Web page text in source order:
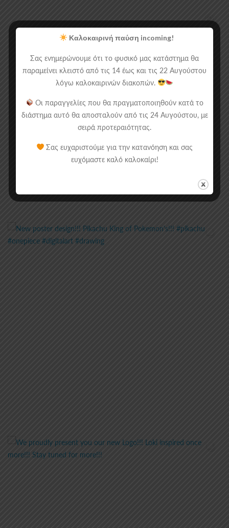
Καλοκαιρινή παύση incoming!
Σας ενημερώνουμε ότι το φυσικό μας κατάστημα θα
παραμείνει κλειστό από τις 14 έως και τις 22 Αυγούστου
λόγω καλοκαιρινών διακοπών.
Οι παραγγελίες που θα πραγματοποιηθούν κατά το
διάστημα αυτό θα αποσταλούν από τις 24 Αυγούστου, με
σειρά προτεραιότητας.
Σας ευχαριστούμε για την κατανόηση και σας
ευχόμαστε καλό καλοκαίρι!